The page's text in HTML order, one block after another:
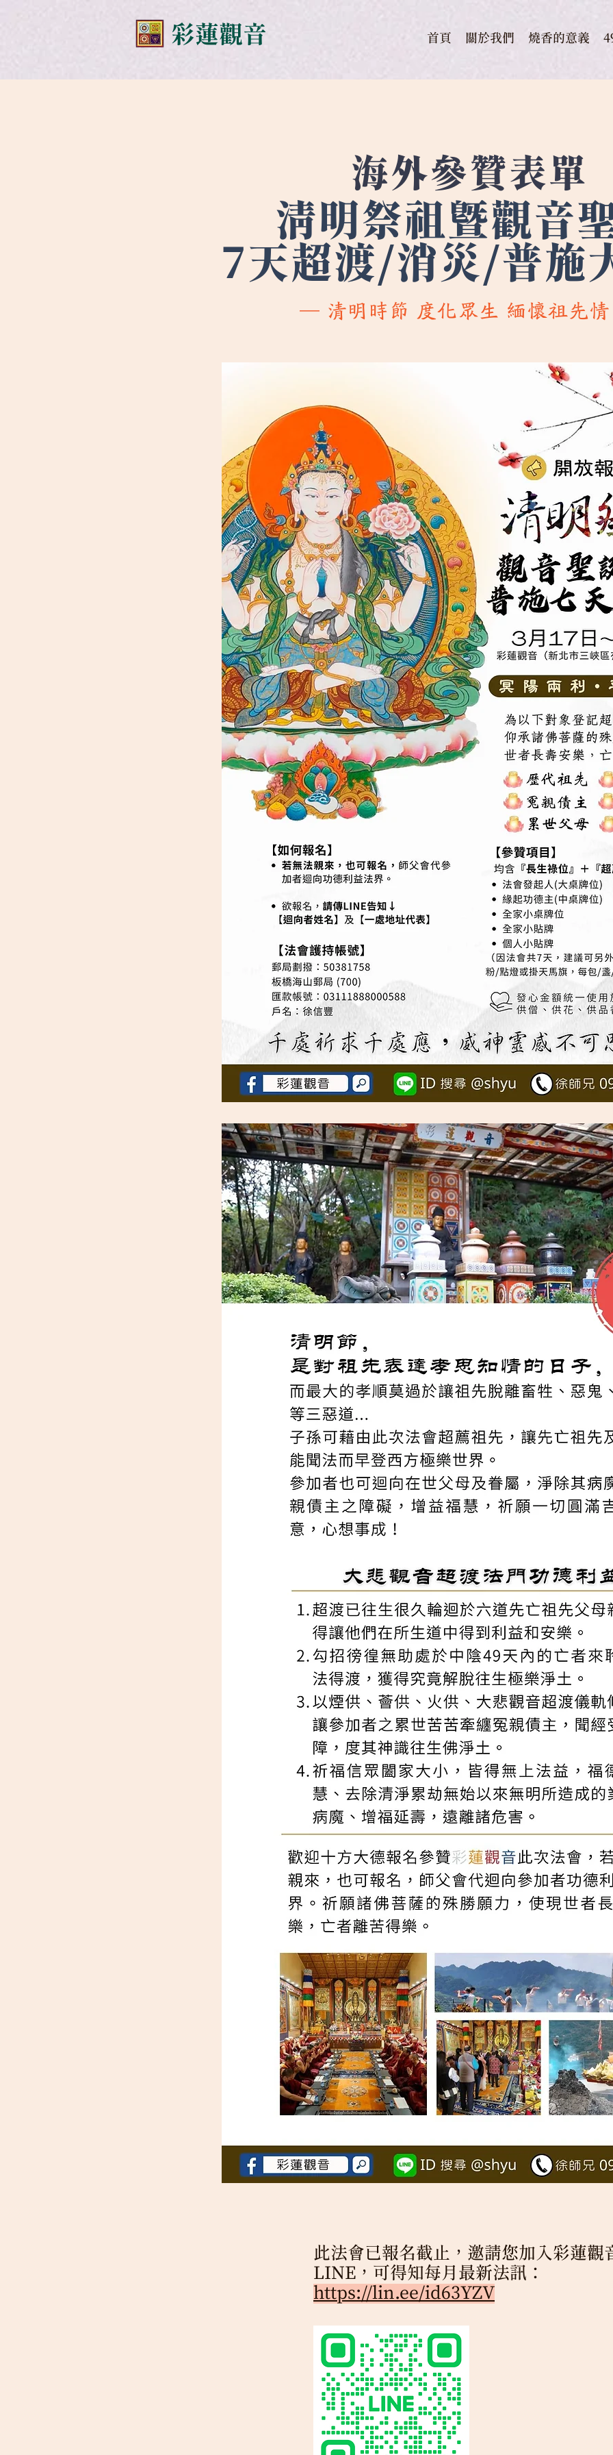
​彩蓮觀音 首頁 關於我們 燒香的意義
海外參贊表單
清明祭祖暨觀音
7天超渡/消災/普施
─ 清明時節 度化眾生 緬懷祖先
此法會已報名截止，邀請您加入彩蓮觀
LINE，可得知每月最新法訊：
https://lin.ee/id63YZV